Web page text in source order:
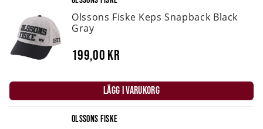
Olssons Fiske Keps Snapback Black
Gray
199,00 kr
LÄGG I VARUKORG
OLSSONS FISKE